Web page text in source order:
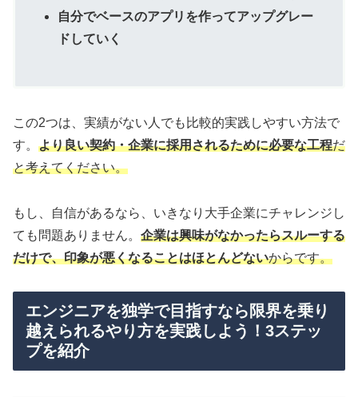
自分でベースのアプリを作ってアップグレー
ドしていく
この2つは、実績がない人でも比較的実践しやすい方法で
す。 より良い契約・企業に採用されるために必要な工程だ
と考えてください。
もし、自信があるなら、いきなり大手企業にチャレンジし
ても問題ありません。 企業は興味がなかったらスルーする
だけで、印象が悪くなることはほとんどないからです。
エンジニアを独学で目指すなら限界を乗り
越えられるやり方を実践しよう！3ステッ
プを紹介